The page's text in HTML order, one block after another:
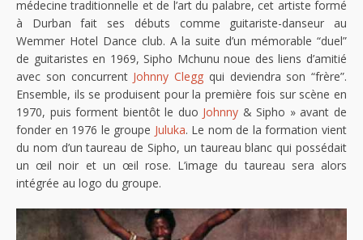
médecine traditionnelle et de l’art du palabre, cet artiste formé
à Durban fait ses débuts comme guitariste-danseur au
Wemmer Hotel Dance club. A la suite d’un mémorable “duel”
de guitaristes en 1969, Sipho Mchunu noue des liens d’amitié
avec son concurrent Johnny Clegg qui deviendra son “frère”.
Ensemble, ils se produisent pour la première fois sur scène en
1970, puis forment bientôt le duo Johnny & Sipho » avant de
fonder en 1976 le groupe Juluka. Le nom de la formation vient
du nom d’un taureau de Sipho, un taureau blanc qui possédait
un œil noir et un œil rose. L’image du taureau sera alors
intégrée au logo du groupe.